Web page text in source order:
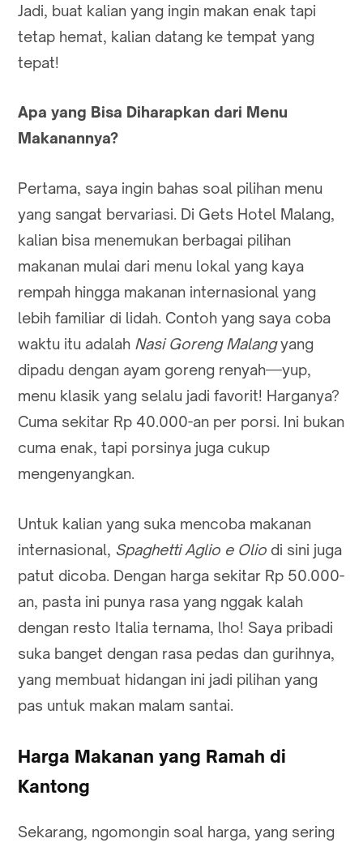
Jadi, buat kalian yang ingin makan enak tapi
tetap hemat, kalian datang ke tempat yang
tepat!
Apa yang Bisa Diharapkan dari Menu
Makanannya?
Pertama, saya ingin bahas soal pilihan menu
yang sangat bervariasi. Di Gets Hotel Malang,
kalian bisa menemukan berbagai pilihan
makanan mulai dari menu lokal yang kaya
rempah hingga makanan internasional yang
lebih familiar di lidah. Contoh yang saya coba
waktu itu adalah Nasi Goreng Malangyang
dipadu dengan ayam goreng renyah—yup,
menu klasik yang selalu jadi favorit! Harganya?
Cuma sekitar Rp 40.000-an per porsi. Ini bukan
cuma enak, tapi porsinya juga cukup
mengenyangkan.
Untuk kalian yang suka mencoba makanan
internasional, Spaghetti Aglio e Olio di sini juga
patut dicoba. Dengan harga sekitar Rp 50.000-
an, pasta ini punya rasa yang nggak kalah
dengan resto Italia ternama, lho! Saya pribadi
suka banget dengan rasa pedas dan gurihnya,
yang membuat hidangan ini jadi pilihan yang
pas untuk makan malam santai.
Harga Makanan yang Ramah di
Kantong
Sekarang, ngomongin soal harga, yang sering